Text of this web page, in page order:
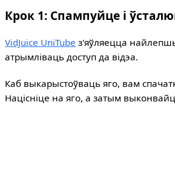
Крок 1: Спампуйце і
VidJuice UniTube з'яўляецца
атрымліваць доступ да відэа.
Каб выкарыстоўваць яго, вам
Націсніце на яго, а затым